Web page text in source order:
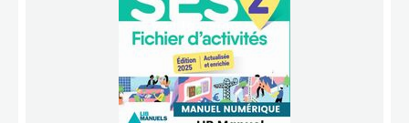
Voir la démo
Extrait